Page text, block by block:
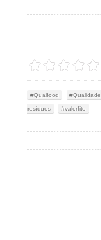
Qualfood Qualidade
resíduos valorfito